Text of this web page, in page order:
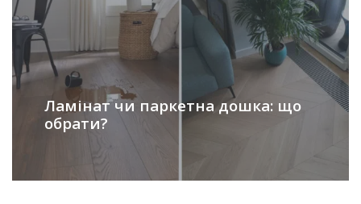
Ламінат чи паркетна дошка: що
обрати?